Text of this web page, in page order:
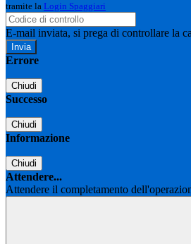
tramite la Login Spaggiari
E-mail inviata, si prega di controllare la
Errore
Chiudi
Successo
Chiudi
Informazione
Chiudi
Attendere...
Attendere il completamento